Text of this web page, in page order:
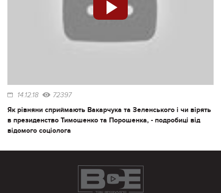
14.12.18 72397
Як рівняни сприймають Вакарчука та Зеленського і чи вірять
в президенство Тимошенко та Порошенка, - подробиці від
відомого соціолога